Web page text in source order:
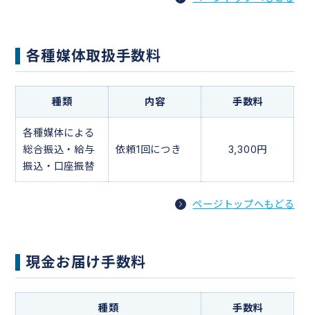
各種媒体取扱手数料
種類 内容 手数料
各種媒体による
総合振込・給与
振込・口座振替
依頼1回につき 3,300円
ページトップへもどる
現金お届け手数料
種類 手数料